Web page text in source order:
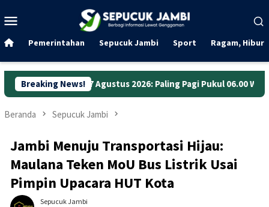
ke
Mobile
Pemerintahan Sepucuk Jambi Sport Ragam,
Breaking News!
Agustus 2026: Paling Pagi Pukul 06.00 WIB Anggaran
Beranda Sepucuk Jambi
Jambi Menuju Transportasi Hijau:
Maulana Teken MoU Bus Listrik Usai
Pimpin Upacara HUT Kota
Sepucuk Jambi